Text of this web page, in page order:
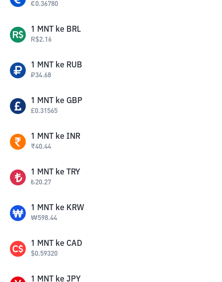
€0.36780
1 MNT ke BRL
R$2.16
1 MNT ke RUB
₽34.68
1 MNT ke GBP
£0.31565
1 MNT ke INR
₹40.44
1 MNT ke TRY
₺20.27
1 MNT ke KRW
₩598.44
1 MNT ke CAD
$0.59320
1 MNT ke JPY